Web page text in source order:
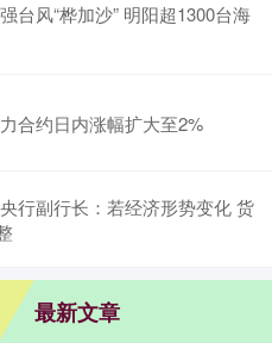
台风“桦加沙” 明阳超1300台海
合约日内涨幅扩大至2%
行副行长：若经济形势变化 货
最新文章